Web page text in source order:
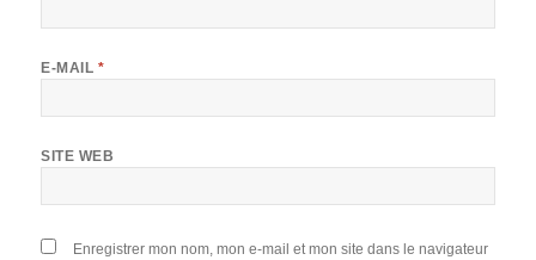
E-MAIL *
SITE WEB
Enregistrer mon nom, mon e-mail et mon site dans le navigateur